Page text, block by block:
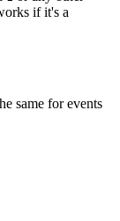
if it's a
same for events